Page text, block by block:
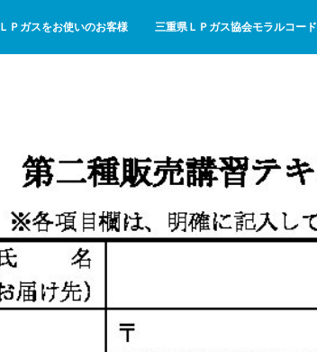
ＬＰガスをお使いのお客様 三重県ＬＰガス協会モラルコード